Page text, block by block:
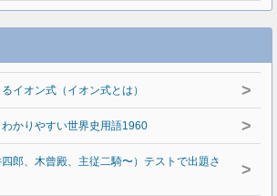
イオン式（イオン式とは） >
かりやすい世界史用語1960 >
四郎、木曾殿、主従二騎〜）テストで出題さ
>